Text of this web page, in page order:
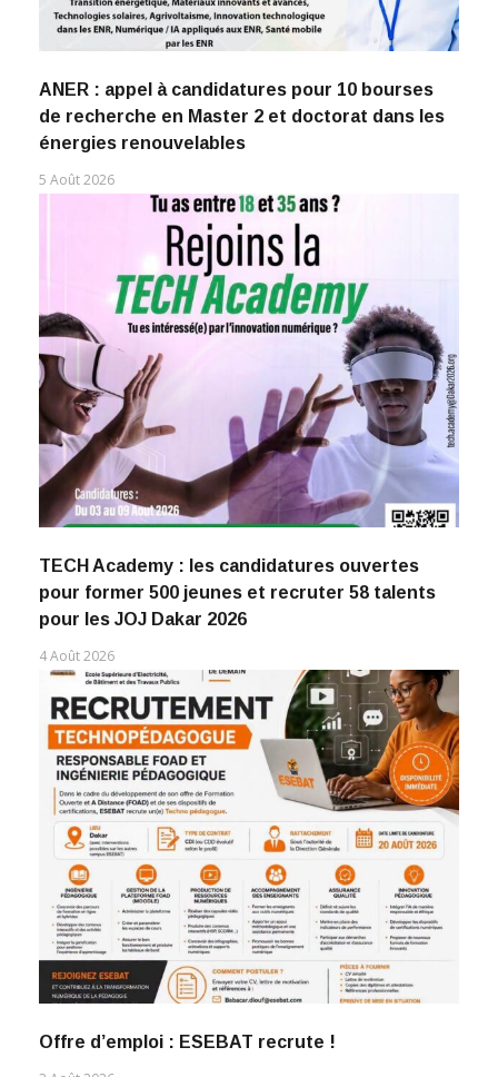
ANER : appel à candidatures pour 10 bourses
de recherche en Master 2 et doctorat dans les
énergies renouvelables
5 Août 2026
TECH Academy : les candidatures ouvertes
pour former 500 jeunes et recruter 58 talents
pour les JOJ Dakar 2026
4 Août 2026
Offre d’emploi : ESEBAT recrute !